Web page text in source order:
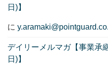
日)】
に
デイリーメルマガ【事業承
日)】